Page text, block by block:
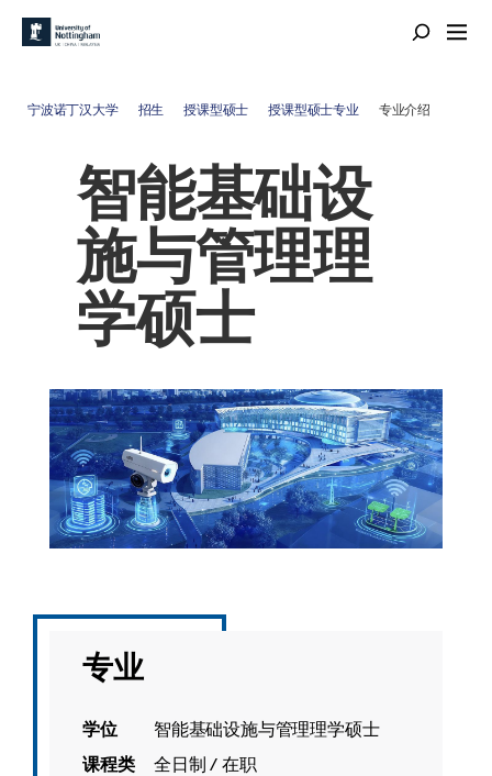
宁波诺丁汉大学 招生 授课型硕士 授课型硕士专业 专业介绍
智能基础设
施与管理理
学硕士
专业
学位
智能基础设施与管理理学硕士
课程类
全日制 / 在职